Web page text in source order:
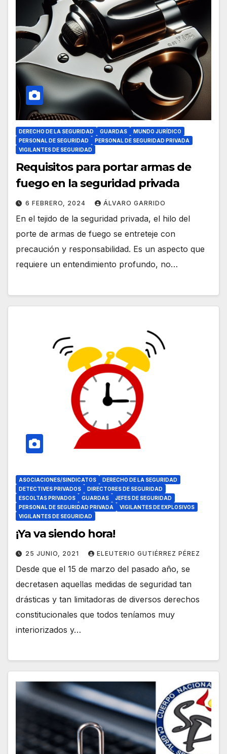
DERECHO DE LA SEGURIDAD GUARDAS
MUNDO JURÍDICO
PERSONAL DE SEGURIDAD
PERSONAL DE SEGURIDAD PRIVADA
VIGILANTES DE SEGURIDAD
Requisitos para portar armas de
fuego en la seguridad privada
6 FEBRERO, 2024 ÁLVARO GARRIDO
En el tejido de la seguridad privada, el hilo del
porte de armas de fuego se entreteje con
precaución y responsabilidad. Es un aspecto que
requiere un entendimiento profundo, no…
ASOCIACIONES/SINDICATOS
DERECHO DE LA SEGURIDAD
DETECTIVES PRIVADOS
DIRECTORES DE SEGURIDAD
ESCOLTAS PRIVADOS
GUARDAS
JEFES DE SEGURIDAD
PERSONAL DE SEGURIDAD PRIVADA
VIGILANTES DE EXPLOSIVOS
VIGILANTES DE SEGURIDAD
¡Ya va siendo hora!
25 JUNIO, 2021 ELEUTERIO GUTIÉRREZ PÉREZ
Desde que el 15 de marzo del pasado año, se
decretasen aquellas medidas de seguridad tan
drásticas y tan limitadoras de diversos derechos
constitucionales que todos teníamos muy
interiorizados y…